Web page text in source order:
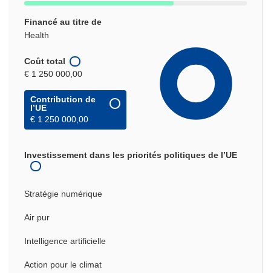
Financé au titre de
Health
Coût total
€ 1 250 000,00
Contribution de
l’UE
€ 1 250 000,00
Investissement dans les priorités politiques de l’UE
Stratégie numérique
Air pur
Intelligence artificielle
Action pour le climat